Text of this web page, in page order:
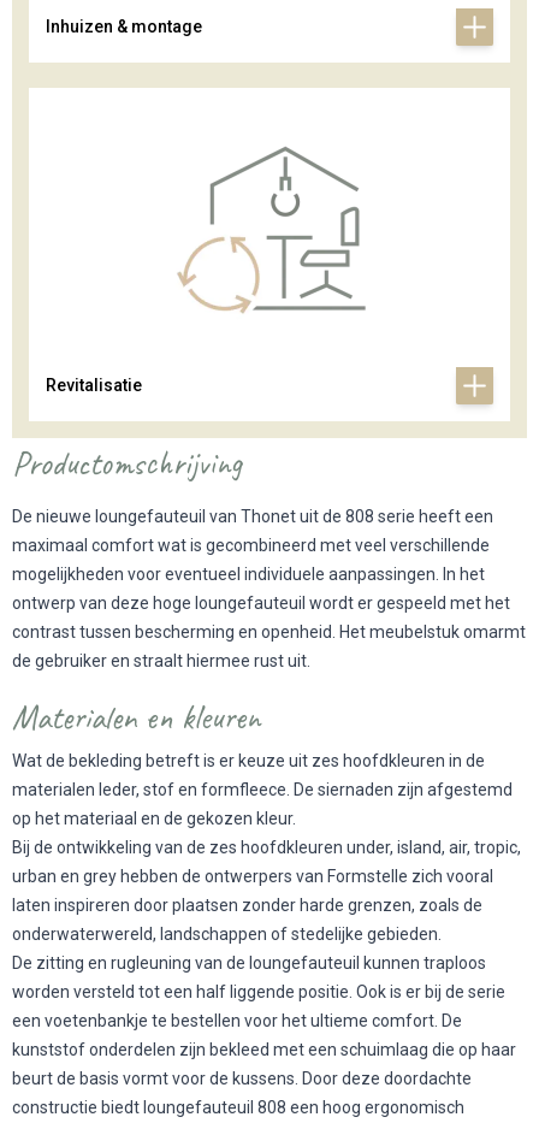
Inhuizen & montage
Revitalisatie
Productomschrijving
De nieuwe loungefauteuil van Thonet uit de 808 serie heeft een
maximaal comfort wat is gecombineerd met veel verschillende
mogelijkheden voor eventueel individuele aanpassingen. In het
ontwerp van deze hoge loungefauteuil wordt er gespeeld met het
contrast tussen bescherming en openheid. Het meubelstuk omarmt
de gebruiker en straalt hiermee rust uit.
Materialen en kleuren
Wat de bekleding betreft is er keuze uit zes hoofdkleuren in de
materialen leder, stof en formfleece. De siernaden zijn afgestemd
op het materiaal en de gekozen kleur.
Bij de ontwikkeling van de zes hoofdkleuren under, island, air, tropic,
urban en grey hebben de ontwerpers van Formstelle zich vooral
laten inspireren door plaatsen zonder harde grenzen, zoals de
onderwaterwereld, landschappen of stedelijke gebieden.
De zitting en rugleuning van de loungefauteuil kunnen traploos
worden versteld tot een half liggende positie. Ook is er bij de serie
een voetenbankje te bestellen voor het ultieme comfort. De
kunststof onderdelen zijn bekleed met een schuimlaag die op haar
beurt de basis vormt voor de kussens. Door deze doordachte
constructie biedt loungefauteuil 808 een hoog ergonomisch